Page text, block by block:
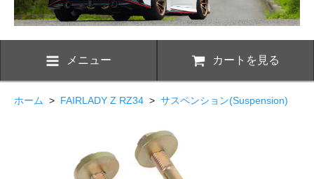
メニュー カートを見る
ホーム > FAIRLADY Z RZ34 > サスペンション(Suspension)